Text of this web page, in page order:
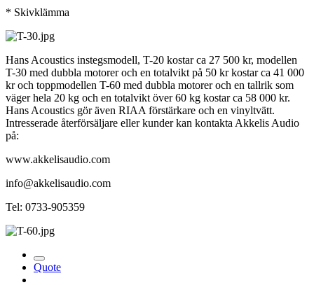
* Skivklämma
Hans Acoustics instegsmodell, T-20 kostar ca 27 500 kr, modellen
T-30 med dubbla motorer och en totalvikt på 50 kr kostar ca 41 000
kr och toppmodellen T-60 med dubbla motorer och en tallrik som
väger hela 20 kg och en totalvikt över 60 kg kostar ca 58 000 kr.
Hans Acoustics gör även RIAA förstärkare och en vinyltvätt.
Intresserade återförsäljare eller kunder kan kontakta Akkelis Audio
på:
www.akkelisaudio.com
info@akkelisaudio.com
Tel: 0733-905359
Quote